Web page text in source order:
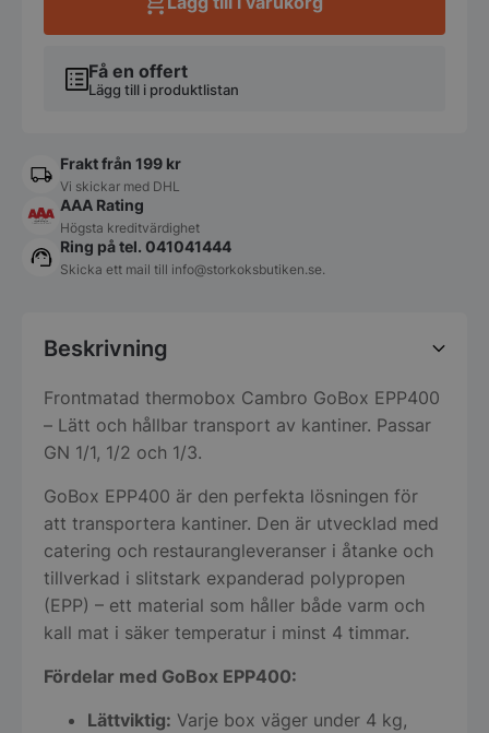
86L
Få en offert
Lägg till i produktlistan
Frakt från 199 kr
Vi skickar med DHL
AAA Rating
Högsta kreditvärdighet
Ring på tel. 041041444
Skicka ett mail till info@storkoksbutiken.se.
Beskrivning
Frontmatad thermobox Cambro GoBox EPP400
– Lätt och hållbar transport av kantiner. Passar
GN 1/1, 1/2 och 1/3.
GoBox EPP400 är den perfekta lösningen för
att transportera kantiner. Den är utvecklad med
catering och restaurangleveranser i åtanke och
tillverkad i slitstark expanderad polypropen
(EPP) – ett material som håller både varm och
kall mat i säker temperatur i minst 4 timmar.
Fördelar med GoBox EPP400:
Lättviktig: Varje box väger under 4 kg,